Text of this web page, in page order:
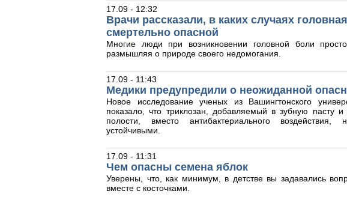
17.09 - 12:32
Врачи рассказали, в каких случаях
смертельно опасной
Многие люди при возникновении головной боли
размышляя о природе своего недомогания.
17.09 - 11:43
Медики предупредили о неожиданной
Новое исследование ученых из Вашингтонского
показало, что триклозан, добавляемый в зубную пасту и
полости, вместо антибактериального воздействия,
устойчивыми.
17.09 - 11:31
Чем опасны семена яблок
Уверены, что, как минимум, в детстве вы задавались
вместе с косточками.